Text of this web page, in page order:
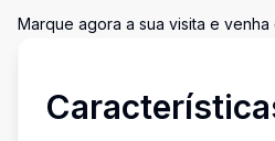
Marque agora a sua visita e